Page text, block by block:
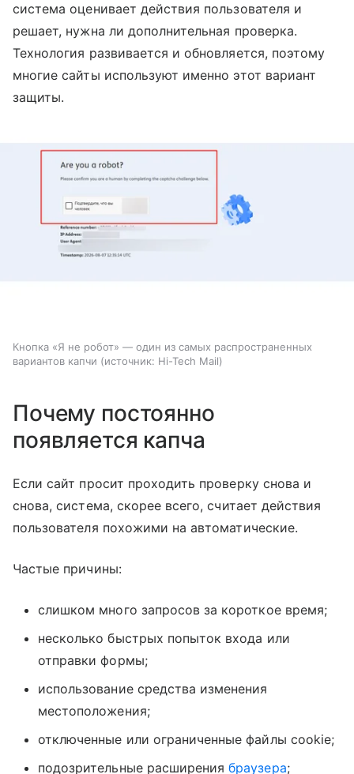
система оценивает действия пользователя и
решает, нужна ли дополнительная проверка.
Технология развивается и обновляется, поэтому
многие сайты используют именно этот вариант
защиты.
Кнопка «Я не робот» — один из самых распространенных
вариантов капчи
источник: Hi-Tech Mail
Почему постоянно
появляется капча
Если сайт просит проходить проверку снова и
снова, система, скорее всего, считает действия
пользователя похожими на автоматические.
Частые причины:
слишком много запросов за короткое время;
несколько быстрых попыток входа или
отправки формы;
использование средства изменения
местоположения;
отключенные или ограниченные файлы cookie;
подозрительные расширениябраузера;